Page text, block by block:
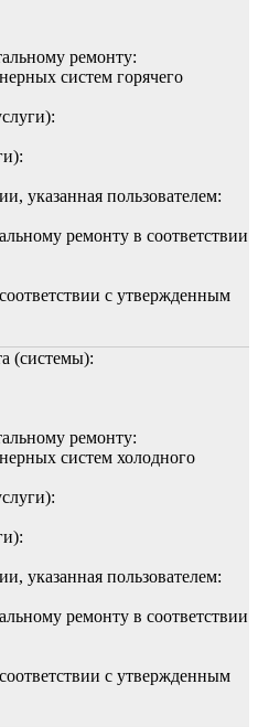
ремонту:
систем горячего
указанная пользователем:
ремонту в соответствии
с утвержденным
(системы):
ремонту:
систем холодного
указанная пользователем:
ремонту в соответствии
с утвержденным